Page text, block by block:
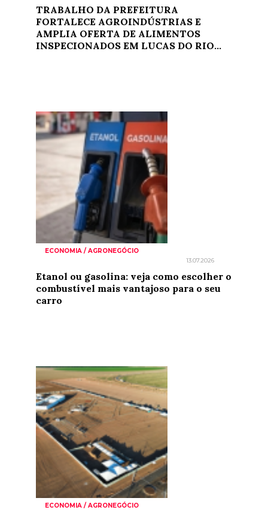
TRABALHO DA PREFEITURA
FORTALECE AGROINDÚSTRIAS E
AMPLIA OFERTA DE ALIMENTOS
INSPECIONADOS EM LUCAS DO RIO...
ECONOMIA / AGRONEGÓCIO
13.07.2026
Etanol ou gasolina: veja como escolher o
combustível mais vantajoso para o seu
carro
ECONOMIA / AGRONEGÓCIO